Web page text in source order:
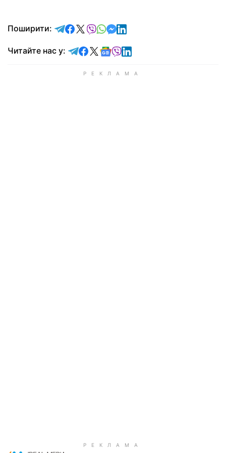
Поширити: відправити у Telegram
поділитись у Facebook
поділитись у X
відправити у Viber
відправити у Whatsapp
відправити у Messenger
відправити у LinkedIn
Читайте нас у: Читайте у Telegram
Читайте у Facebook
Читайте у X
Читайте у Google news
Читайте у Viber
Читайте у LinkedIn